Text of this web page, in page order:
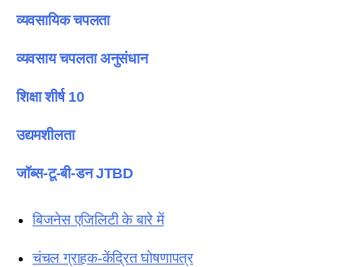
व्यवसायिक चपलता
व्यवसाय चपलता अनुसंधान
शिक्षा शीर्ष 10
उद्यमशीलता
जॉब्स-टू-बी-डन JTBD
बिजनेस एजिलिटी के बारे में
चंचल ग्राहक-केंद्रित घोषणापत्र